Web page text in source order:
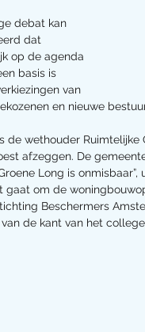
debat kan
dat
op de agenda
basis is
van
en nieuwe
de wethouder
afzeggen. De
Long is
gaat om de
Beschermers
de kant van het